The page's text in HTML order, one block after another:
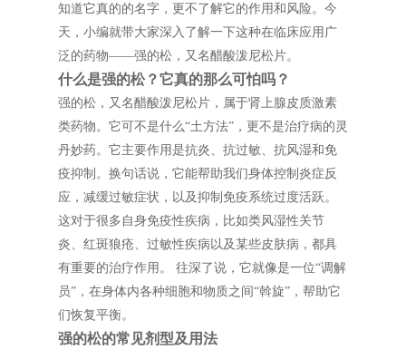
知道它真的的名字，更不了解它的作用和风险。今
天，小编就带大家深入了解一下这种在临床应用广
泛的药物——强的松，又名醋酸泼尼松片。
什么是强的松？它真的那么可怕吗？
强的松，又名醋酸泼尼松片，属于肾上腺皮质激素
类药物。它可不是什么“土方法”，更不是治疗病的灵
丹妙药。它主要作用是抗炎、抗过敏、抗风湿和免
疫抑制。换句话说，它能帮助我们身体控制炎症反
应，减缓过敏症状，以及抑制免疫系统过度活跃。
这对于很多自身免疫性疾病，比如类风湿性关节
炎、红斑狼疮、过敏性疾病以及某些皮肤病，都具
有重要的治疗作用。 往深了说，它就像是一位“调解
员”，在身体内各种细胞和物质之间“斡旋”，帮助它
们恢复平衡。
强的松的常见剂型及用法